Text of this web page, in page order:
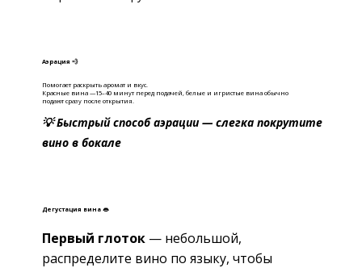
Аэрация 💨
Помогает раскрыть аромат и вкус.
Красные вина —15–40 минут перед подачей, белые и игристые вина обычно
подают сразу после открытия.
💡 Быстрый способ аэрации — слегка покрутите
вино в бокале
Дегустация вина 👄
Первый глоток— небольшой,
распределите вино по языку, чтобы